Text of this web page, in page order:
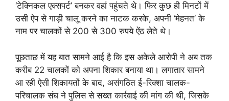
‘टेक्निकल एक्सपर्ट’ बनकर वहां पहुंचते थे। फिर कुछ ही मिनटों में
उसी ऐप से गाड़ी चालू करने का नाटक करके, अपनी ‘मेहनत’ के
नाम पर चालकों से 200 से 300 रुपये ऐंठ लेते थे।
पूछताछ में यह बात सामने आई है कि इस अकेले आरोपी ने अब तक
करीब 22 चालकों को अपना शिकार बनाया था। लगातार सामने
आ रही ऐसी शिकायतों के बाद, असंगठित ई-रिक्शा चालक-
परिचालक संघ ने पुलिस से सख्त कार्रवाई की मांग की थी, जिसके